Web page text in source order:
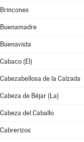
Brincones
Buenamadre
Buenavista
Cabaco (El)
Cabezabellosa de la Calzada
Cabeza de Béjar (La)
Cabeza del Caballo
Cabrerizos